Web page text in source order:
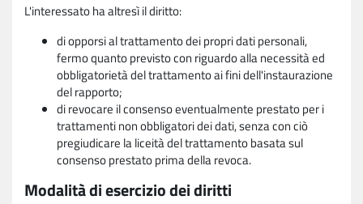
L'interessato ha altresì il diritto:
di opporsi al trattamento dei propri dati personali,
fermo quanto previsto con riguardo alla necessità ed
obbligatorietà del trattamento ai fini dell'instaurazione
del rapporto;
di revocare il consenso eventualmente prestato per i
trattamenti non obbligatori dei dati, senza con ciò
pregiudicare la liceità del trattamento basata sul
consenso prestato prima della revoca.
Modalità di esercizio dei diritti